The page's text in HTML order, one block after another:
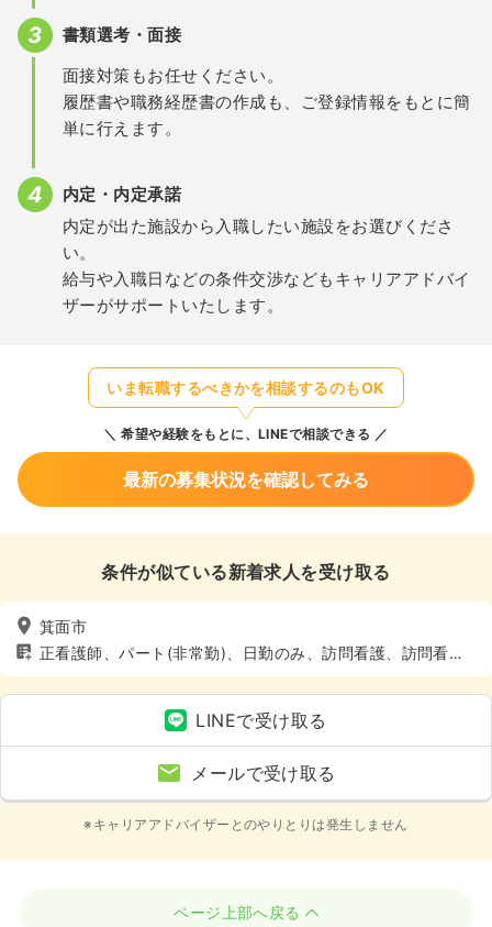
書類選考・面接
面接対策もお任せください。
履歴書や職務経歴書の作成も、ご登録情報をもとに簡
単に行えます。
内定・内定承諾
内定が出た施設から入職したい施設をお選びくださ
い。
給与や入職日などの条件交渉などもキャリアアドバイ
ザーがサポートいたします。
いま転職するべきかを相談するのもOK
希望や経験をもとに、LINEで相談できる
最新の募集状況を確認してみる
条件が似ている新着求人を受け取る
箕面市
正看護師、パート(非常勤)、日勤のみ、訪問看護、訪問看
護、4週8休以上
LINEで受け取る
メールで受け取る
※キャリアアドバイザーとのやりとりは発生しません
ページ上部へ戻る